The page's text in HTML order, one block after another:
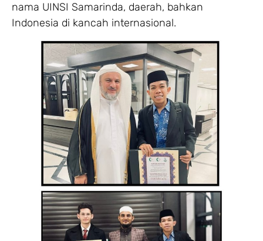
nama UINSI Samarinda, daerah, bahkan
Indonesia di kancah internasional.